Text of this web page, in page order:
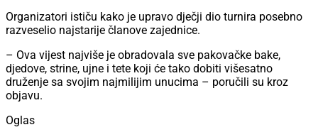
Organizatori ističu kako je upravo dječji dio turnira posebno
razveselio najstarije članove zajednice.
– Ova vijest najviše je obradovala sve pakovačke bake,
djedove, strine, ujne i tete koji će tako dobiti višesatno
druženje sa svojim najmilijim unucima – poručili su kroz
objavu.
Oglas